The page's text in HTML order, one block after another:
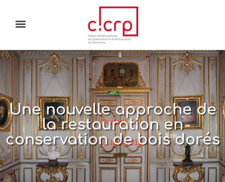
Une nouvelle approche de
la restauration en
conservation de bois dorés